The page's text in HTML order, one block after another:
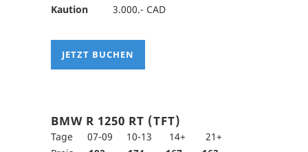
Kaution
3.000.- CAD
JETZT BUCHEN
BMW R 1250 RT (TFT)
Tage 07-09 10-13 14+
21+